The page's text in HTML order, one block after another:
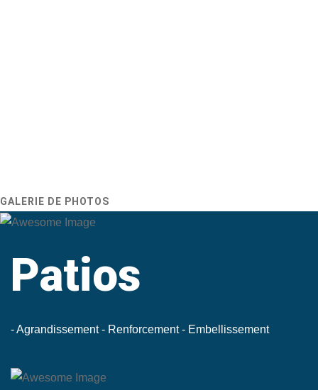
GALERIE DE PHOTOS
Patios
- Agrandissement- Renforcement- Embellissement